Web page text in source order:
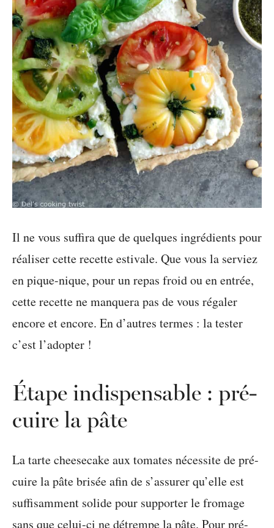
Il ne vous suffira que de quelques ingrédients pour
réaliser cette recette estivale. Que vous la serviez
en pique-nique, pour un repas froid ou en entrée,
cette recette ne manquera pas de vous régaler
encore et encore. En d’autres termes : la tester
c’est l’adopter !
Étape indispensable : pré-
cuire la pâte
La tarte cheesecake aux tomates nécessite de pré-
cuire la pâte brisée afin de s’assurer qu’elle est
suffisamment solide pour supporter le fromage
sans que celui-ci ne détrempe la pâte. Pour pré-